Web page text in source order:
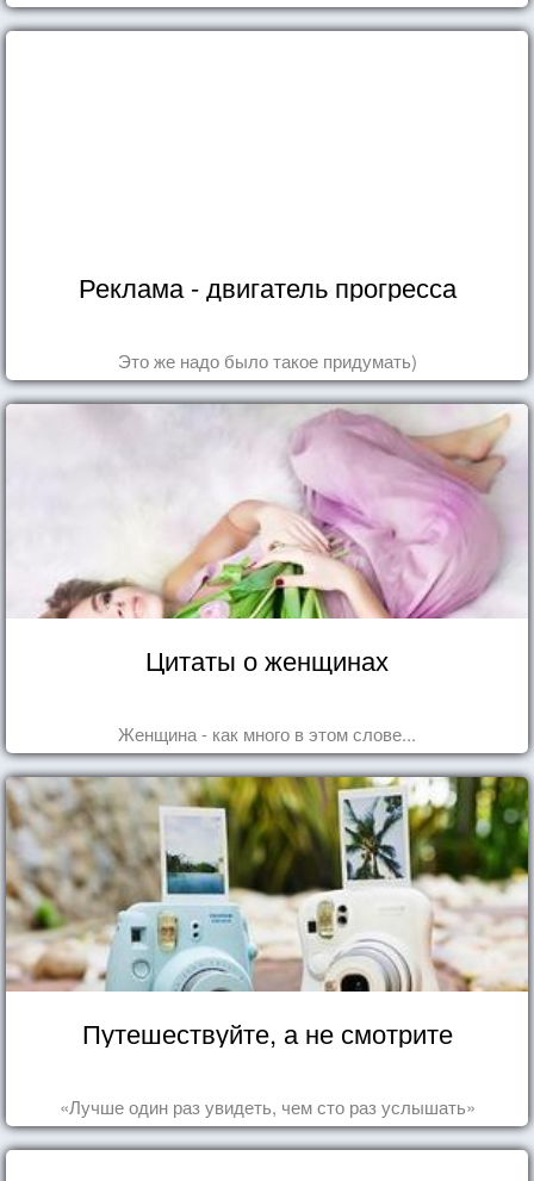
Реклама - двигатель прогресса
Это же надо было такое придумать)
Цитаты о женщинах
Женщина - как много в этом слове...
Путешествуйте, а не смотрите
«Лучше один раз увидеть, чем сто раз услышать»